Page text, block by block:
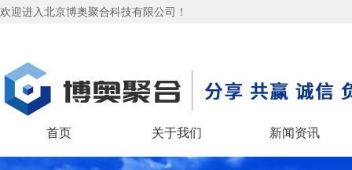
欢迎进入北京博奥聚合科技有限公司！
首页 关于我们 新闻资讯